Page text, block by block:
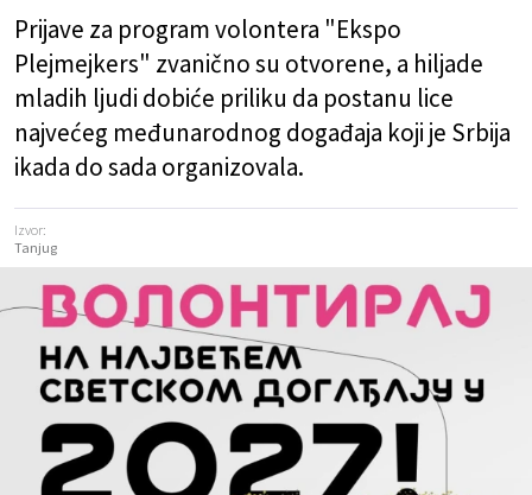
Prijave za program volontera "Ekspo
Plejmejkers" zvanično su otvorene, a hiljade
mladih ljudi dobiće priliku da postanu lice
najvećeg međunarodnog događaja koji je Srbija
ikada do sada organizovala.
Izvor:
Tanjug